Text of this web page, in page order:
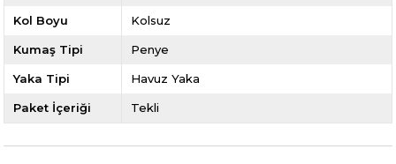
Kol Boyu Kolsuz
Kumaş Tipi Penye
Yaka Tipi Havuz Yaka
Paket İçeriği Tekli